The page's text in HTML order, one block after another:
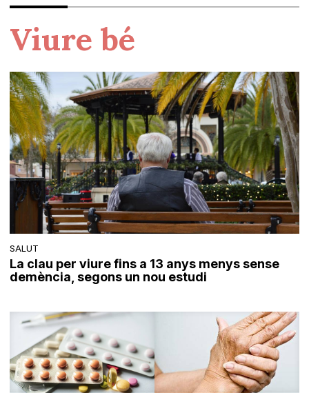
Viure bé
SALUT
La clau per viure fins a 13 anys menys sense
demència, segons un nou estudi